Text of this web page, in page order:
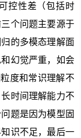
控性差（包括时
个问题主要源于
的多模态理解面
幻觉严重，如会
度和常识理解不
时间理解能力不
题是因为模型固
识不足，最后一